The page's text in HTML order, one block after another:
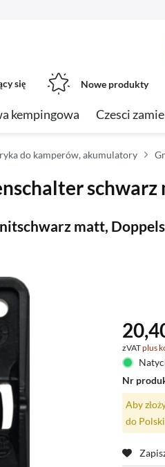
się Nowe produkty
kempingowa Czesci
do kamperów, akumulatory
matt,
zVATplus
Nr
Aby
do